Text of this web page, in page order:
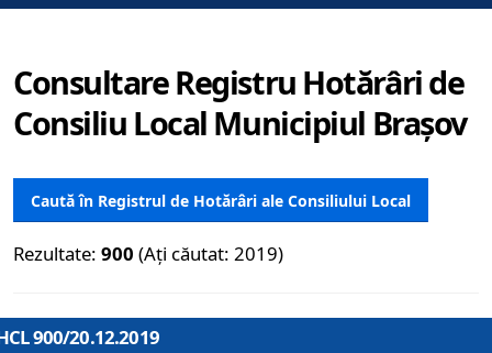
Consultare Registru Hotărâri de
Consiliu Local Municipiul Brașov
Caută în Registrul de Hotărâri ale Consiliului Local
Rezultate: 900 (Ați căutat: 2019)
900/20.12.2019